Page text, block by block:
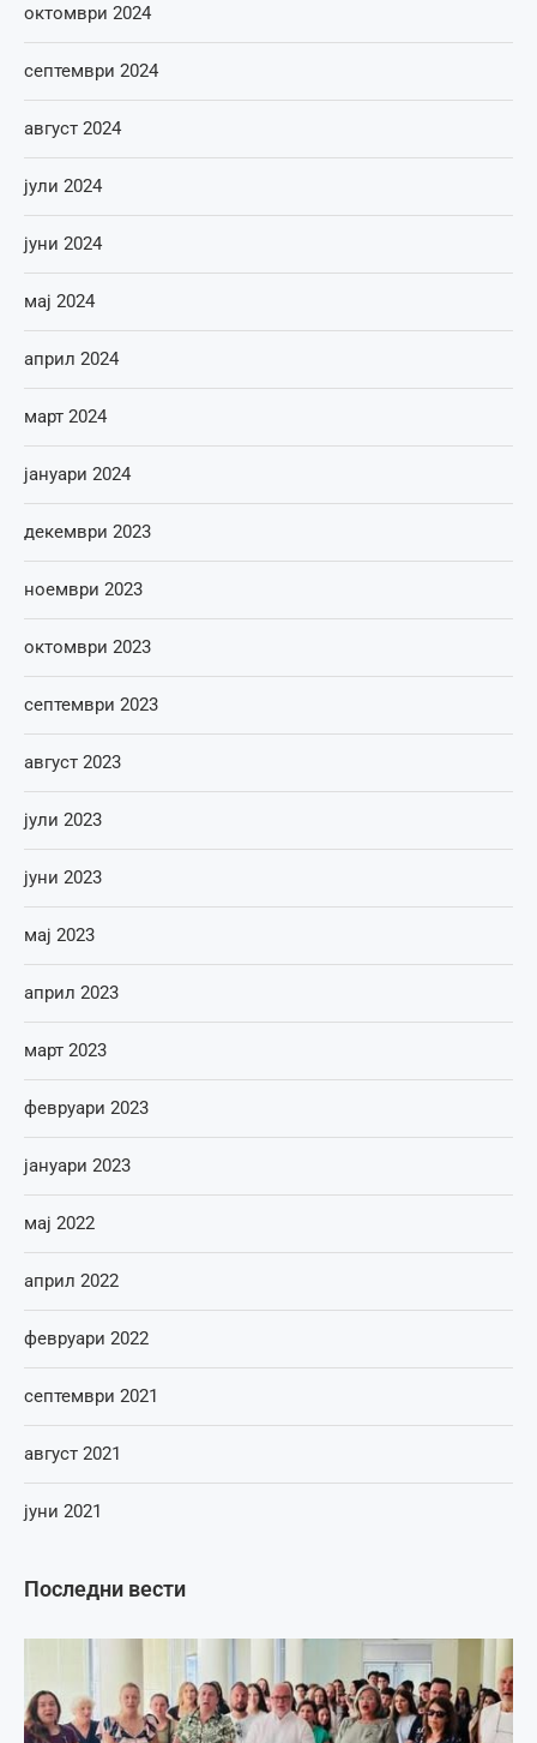
Последни вести
октомври 2024
септември 2024
август 2024
јули 2024
јуни 2024
мај 2024
април 2024
март 2024
јануари 2024
декември 2023
ноември 2023
октомври 2023
септември 2023
август 2023
јули 2023
јуни 2023
мај 2023
април 2023
март 2023
февруари 2023
јануари 2023
мај 2022
април 2022
февруари 2022
септември 2021
август 2021
јуни 2021